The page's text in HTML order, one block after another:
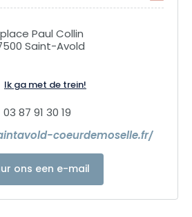
evenementen, culturele, sportieve en
voor u en uw kinderen...
Paul Collin
Saint-Avold
Ik ga met de trein!
03 87 91 30 19
coeurdemoselle.fr/
ons een e-mail